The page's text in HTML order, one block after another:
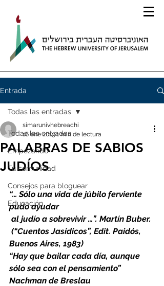
Entrada
Todas las entradas
Empezando
Tu comunidad
Consejos para bloguear
Educación
Todas las entradas
PALABRAS DE SABIOS
JUDÍOS
simarunivhebreachi
16 ene 20191 min de lectura
“… Sólo una vida de júbilo ferviente
pudo ayudar
al judío a sobrevivir …”. Martín Buber.
(“Cuentos Jasídicos”, Edit. Paidós,
Buenos Aires, 1983)
“Hay que bailar cada día, aunque
sólo sea con el pensamiento”
Nachman de Breslau